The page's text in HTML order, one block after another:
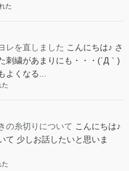
た
レを直しました こんにちは♪ さ
刺繍があまりにも・・・(´Д｀)
よくなる...
た
の糸切りについて こんにちは♪
て 少しお話したいと思いま
た